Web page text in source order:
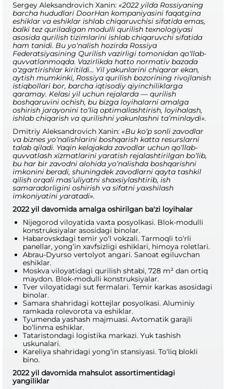
Sergey Aleksandrovich Xanin: «2022 yilda Rossiyaning
barcha hududlari DoorHan kompaniyasini faqatgina
eshiklar va eshiklar ishlab chiqaruvchisi sifatida emas,
balki tez quriladigan modulli qurilish texnologiyasi
asosida qurilish tizimlarini ishlab chiqaruvchi sifatida
ham tanidi. Bu yo‘nalish hozirda Rossiya
Federatsiyasining Qurilish vazirligi tomonidan qo‘llab-
quvvatlanmoqda. Vazirlikda hatto normativ bazada
o‘zgartirishlar kiritildi... Yil yakunlarini chiqarar ekan,
aytish mumkinki, Rossiya qurilish bozorining rivojlanish
istiqbollari bor, barcha iqtisodiy qiyinchiliklarga
qaramay. Kelasi yil uchun rejalarda — qurilish
boshqaruvini ochish, bu bizga loyihalarni amalga
oshirish jarayonini to‘liq optimallashtirish, loyihalash,
ishlab chiqarish va qurilishni yakunlashni ta’minlaydi».
Dmitriy Aleksandrovich Xanin: «Bu ko‘p sonli zavodlar
va biznes yo‘nalishlarini boshqarish katta resurslarni
talab qiladi. Yaqin kelajakda zavodlar uchun qo‘llab-
quvvatlash xizmatlarini yaratish rejalashtirilgan bo‘lib,
bu har bir zavodni alohida yo‘nalishda boshqarishni
imkonini beradi, shuningdek zavodlarni qayta tashkil
qilish orqali mas’uliyatni shaxsiylashtirib, ish
samaradorligini oshirish va sifatni yaxshilash
imkoniyatini yaratadi».
2022 yil davomida amalga oshirilgan ba'zi loyihalar
Nijegorod viloyatida vaxta posyolkasi. Blok-modulli
konstruksiyalar asosidagi binolar.
Habarovskdagi temir yo‘l vokzali. Tarmoqli to‘rli
panellar, yong‘in xavfsizligi eshiklari, himoya roletlari.
Abrau-Dyurso vertolyot angari. Sanoat egiluvchan
eshiklar.
Moskva viloyatidagi qurilish shtabi, 728 m² dan ortiq
maydon. Blok-modulli konstruksiyalar.
Tver viloyatidagi sut fermalari. Temir karkas asosidagi
binolar.
Samara shahridagi kottejlar posyolkasi. Aluminiy
ramkada rolevorota va eshiklar.
Tyumenda yashash majmuasi. Avtomatik garajli
bo‘linma eshiklar.
Tataristondagi logistika markazi. Yuk tashish
uskunalari.
Kareliya shahridagi yong‘in stansiyasi. To‘liq blokli
bino.
2022 yil davomida mahsulot assortimentidagi
yangiliklar